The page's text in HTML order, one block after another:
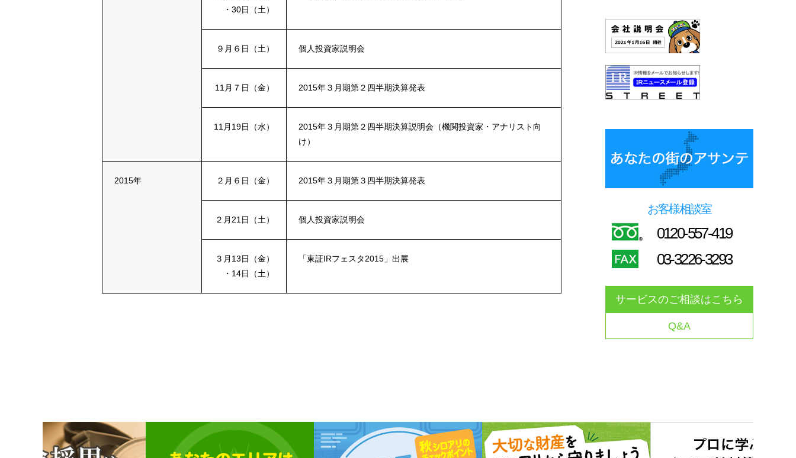
・30日（土）
９月６日（土） 個人投資家説明会
11月７日（金） 2015年３月期第２四半期決算発表
11月19日（水）
2015年３月期第２四半期決算説明会（機関投資家・アナリスト向
け）
2015年 ２月６日（金） 2015年３月期第３四半期決算発表
２月21日（土） 個人投資家説明会
３月13日（金）
・14日（土）
「東証IRフェスタ2015」出展
お客様相談室
0120-557-419
03-3226-3293
サービスのご相談はこちら
Q&A